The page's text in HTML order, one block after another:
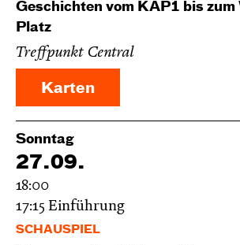
Geschichten vom KAP1 bis
Platz
Treffpunkt Central
Karten
Sonntag
27.09.
18:00
17:15 Einführung
SCHAUSPIEL